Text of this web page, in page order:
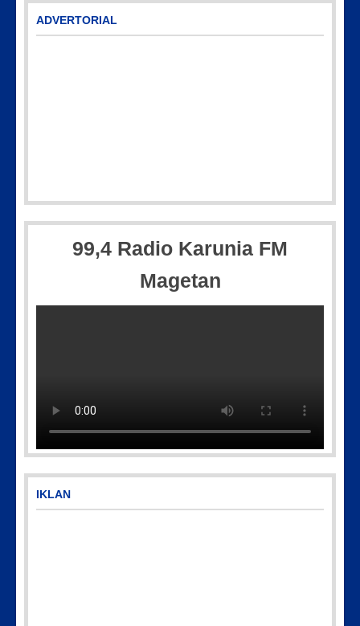
ADVERTORIAL
99,4 Radio Karunia FM
Magetan
IKLAN